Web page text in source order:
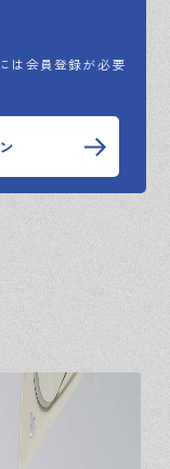
は会員登録が必要